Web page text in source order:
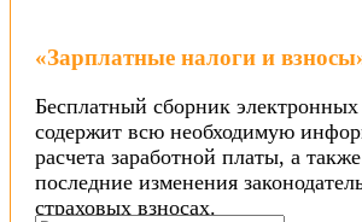
«Зарплатные налоги и
Бесплатный сборник
содержит всю необходимую
расчета заработной платы, а
последние изменения
страховых взносах.